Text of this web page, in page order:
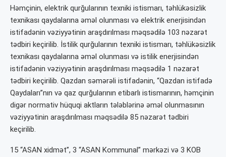
Həmçinin, elektrik qurğularının texniki istismarı, təhlükəsizlik
texnikası qaydalarına əməl olunması və elektrik enerjisindən
istifadənin vəziyyətinin araşdırılması məqsədilə 103 nəzarət
tədbiri keçirilib. İstilik qurğularının texniki istismarı, təhlükəsizlik
texnikası qaydalarına əməl olunması və istilik enerjisindən
istifadənin vəziyyətinin araşdırılması məqsədilə 1 nəzarət
tədbiri keçirilib. Qazdan səmərəli istifadənin, “Qazdan istifadə
Qaydaları”nın və qaz qurğularının etibarlı istismarının, həmçinin
digər normativ hüquqi aktların tələblərinə əməl olunmasının
vəziyyətinin araşdırılması məqsədilə 85 nəzarət tədbiri
keçirilib.
15 “ASAN xidmət”, 3 “ASAN Kommunal” mərkəzi və 3 KOB